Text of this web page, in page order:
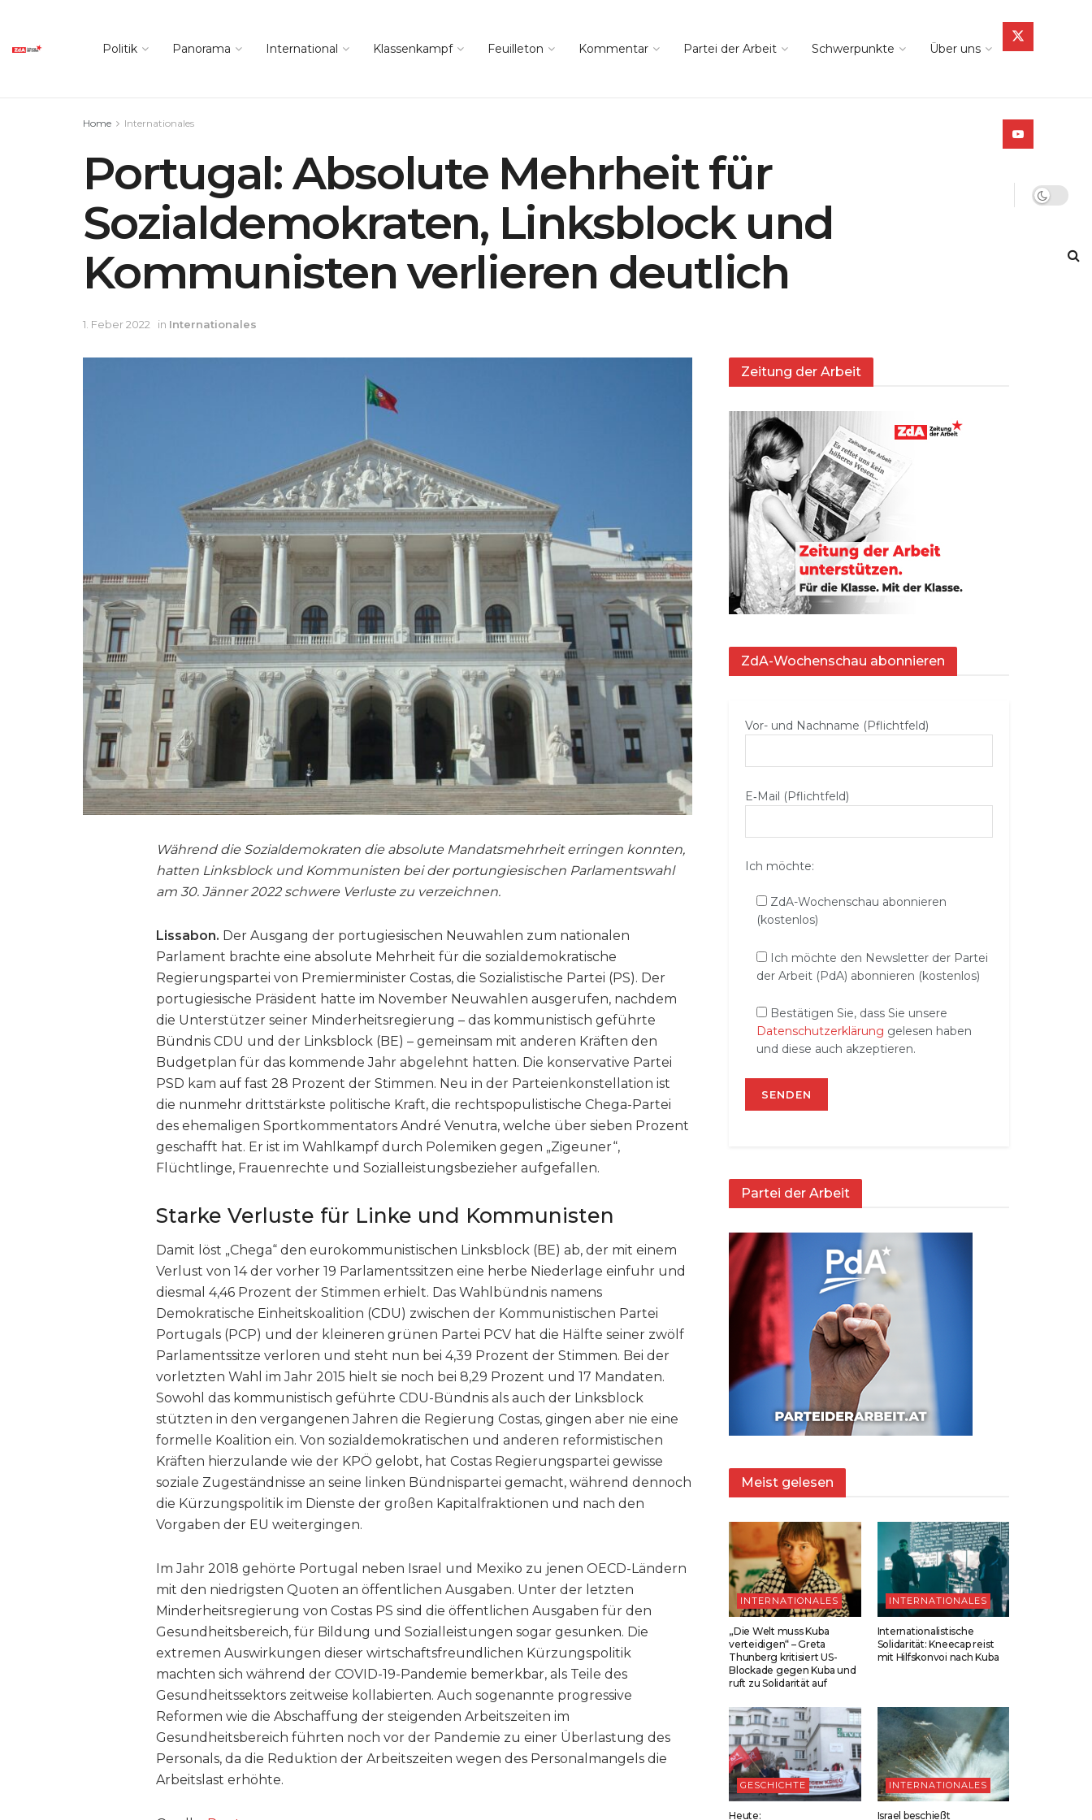
Politik Panorama International Klassenkampf Feuilleton Kommentar Partei der Arbeit Schwerpunkte Über uns
Home Internationales
Portugal: Absolute Mehrheit für
Sozialdemokraten, Linksblock und
Kommunisten verlieren deutlich
1. Feber 2022 in Internationales
Während die Sozialdemokraten die absolute Mandatsmehrheit erringen konnten,
hatten Linksblock und Kommunisten bei der portungiesischen Parlamentswahl
am 30. Jänner 2022 schwere Verluste zu verzeichnen.
Lissabon. Der Ausgang der portugiesischen Neuwahlen zum nationalen
Parlament brachte eine absolute Mehrheit für die sozialdemokratische
Regierungspartei von Premierminister Costas, die Sozialistische Partei (PS). Der
portugiesische Präsident hatte im November Neuwahlen ausgerufen, nachdem
die Unterstützer seiner Minderheitsregierung – das kommunistisch geführte
Bündnis CDU und der Linksblock (BE) – gemeinsam mit anderen Kräften den
Budgetplan für das kommende Jahr abgelehnt hatten. Die konservative Partei
PSD kam auf fast 28 Prozent der Stimmen. Neu in der Parteienkonstellation ist
die nunmehr drittstärkste politische Kraft, die rechtspopulistische Chega-Partei
des ehemaligen Sportkommentators André Venutra, welche über sieben Prozent
geschafft hat. Er ist im Wahlkampf durch Polemiken gegen „Zigeuner“,
Flüchtlinge, Frauenrechte und Sozialleistungsbezieher aufgefallen.
Starke Verluste für Linke und Kommunisten
Damit löst „Chega“ den eurokommunistischen Linksblock (BE) ab, der mit einem
Verlust von 14 der vorher 19 Parlamentssitzen eine herbe Niederlage einfuhr und
diesmal 4,46 Prozent der Stimmen erhielt. Das Wahlbündnis namens
Demokratische Einheitskoalition (CDU) zwischen der Kommunistischen Partei
Portugals (PCP) und der kleineren grünen Partei PCV hat die Hälfte seiner zwölf
Parlamentssitze verloren und steht nun bei 4,39 Prozent der Stimmen. Bei der
vorletzten Wahl im Jahr 2015 hielt sie noch bei 8,29 Prozent und 17 Mandaten.
Sowohl das kommunistisch geführte CDU-Bündnis als auch der Linksblock
stützten in den vergangenen Jahren die Regierung Costas, gingen aber nie eine
formelle Koalition ein. Von sozialdemokratischen und anderen reformistischen
Kräften hierzulande wie der KPÖ gelobt, hat Costas Regierungspartei gewisse
soziale Zugeständnisse an seine linken Bündnispartei gemacht, während dennoch
die Kürzungspolitik im Dienste der großen Kapitalfraktionen und nach den
Vorgaben der EU weitergingen.
Im Jahr 2018 gehörte Portugal neben Israel und Mexiko zu jenen OECD-Ländern
mit den niedrigsten Quoten an öffentlichen Ausgaben. Unter der letzten
Minderheitsregierung von Costas PS sind die öffentlichen Ausgaben für den
Gesundheitsbereich, für Bildung und Sozialleistungen sogar gesunken. Die
extremen Auswirkungen dieser wirtschaftsfreundlichen Kürzungspolitik
machten sich während der COVID-19-Pandemie bemerkbar, als Teile des
Gesundheitssektors zeitweise kollabierten. Auch sogenannte progressive
Reformen wie die Abschaffung der steigenden Arbeitszeiten im
Gesundheitsbereich führten noch vor der Pandemie zu einer Überlastung des
Personals, da die Reduktion der Arbeitszeiten wegen des Personalmangels die
Arbeitslast erhöhte.
Zeitung der Arbeit
ZdA-Wochenschau abonnieren
Vor- und Nachname (Pflichtfeld)
E‑Mail (Pflichtfeld)
Ich möchte:
ZdA-Wochenschau abonnieren
(kostenlos)
Ich möchte den Newsletter der Partei
der Arbeit (PdA) abonnieren (kostenlos)
Bestätigen Sie, dass Sie unsere
Datenschutzerklärung gelesen haben
und diese auch akzeptieren.
Partei der Arbeit
Meist gelesen
INTERNATIONALES
„Die Welt muss Kuba
verteidigen“ – Greta
Thunberg kritisiert US-
Blockade gegen Kuba und
ruft zu Solidarität auf
INTERNATIONALES
Internationalistische
Solidarität: Kneecap reist
mit Hilfskonvoi nach Kuba
GESCHICHTE
Heute:
INTERNATIONALES
Israel beschießt